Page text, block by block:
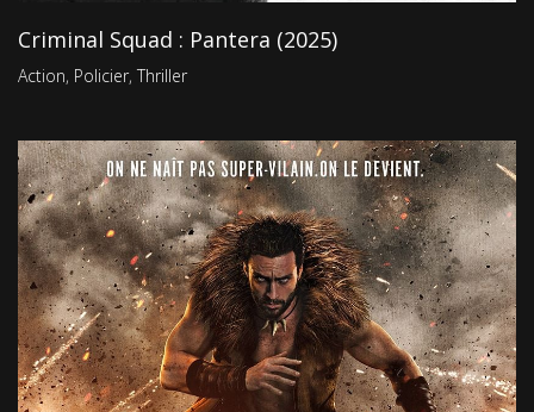
Criminal Squad : Pantera (2025)
Action, Policier, Thriller